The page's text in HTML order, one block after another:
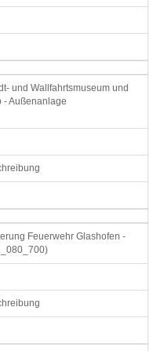
und Wallfahrtsmuseum und
- Außenanlage
Feuerwehr Glashofen -